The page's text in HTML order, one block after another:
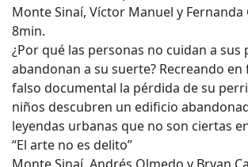
Monte Sinaí, Víctor Manuel y Fernanda
8min.
¿Por qué las personas no cuidan a sus
abandonan a su suerte? Recreando
falso documental la pérdida de su
niños descubren un edificio
leyendas urbanas que no son ciertas
“El arte no es delito”